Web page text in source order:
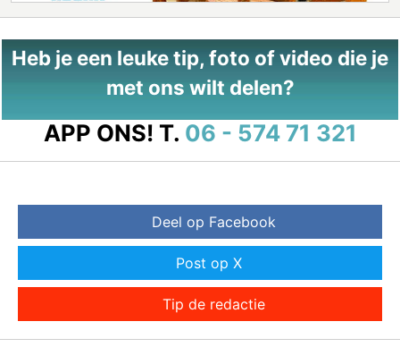
Heb je een leuke tip, foto of video die je
met ons wilt delen?
APP ONS! T. 06 - 574 71 321
Deel op Facebook
Post op X
Tip de redactie